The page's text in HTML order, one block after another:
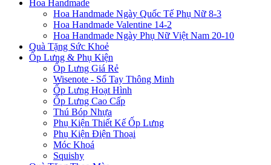
Hoa Handmade
Hoa Handmade Ngày Quốc Tế Phụ Nữ 8-3
Hoa Handmade Valentine 14-2
Hoa Handmade Ngày Phụ Nữ Việt Nam 20-10
Quà Tặng Sức Khoẻ
Ốp Lưng & Phụ Kiện
Ốp Lưng Giá Rẻ
Wisenote - Sổ Tay Thông Minh
Ốp Lưng Hoạt Hình
Ốp Lưng Cao Cấp
Thú Bóp Nhựa
Phụ Kiện Thiết Kế Ốp Lưng
Phụ Kiện Điện Thoại
Móc Khoá
Squishy